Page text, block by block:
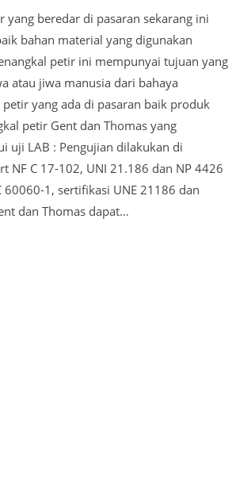
yang beredar di pasaran sekarang ini
bahan material yang digunakan
petir ini mempunyai tujuan yang
atau jiwa manusia dari bahaya
yang ada di pasaran baik produk
petir Gent dan Thomas yang
uji LAB : Pengujian dilakukan di
NF C 17-102, UNI 21.186 dan NP 4426
60060-1, sertifikasi UNE 21186 dan
dan Thomas dapat…